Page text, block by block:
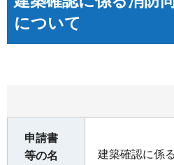
について
申請書
等の名
建築確認に係